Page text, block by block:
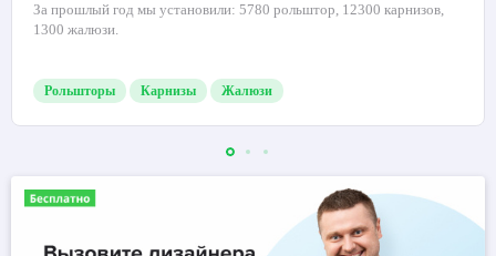
За прошлый год мы установили: 5780 рольштор, 12300 карнизов,
1300 жалюзи.
Рольшторы Карнизы Жалюзи